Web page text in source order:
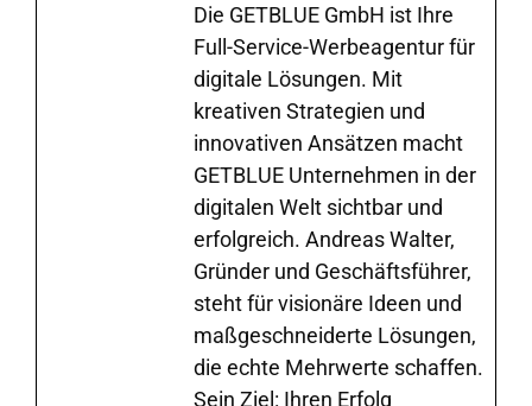
Die GETBLUE GmbH ist Ihre
Full-Service-Werbeagentur für
digitale Lösungen. Mit
kreativen Strategien und
innovativen Ansätzen macht
GETBLUE Unternehmen in der
digitalen Welt sichtbar und
erfolgreich. Andreas Walter,
Gründer und Geschäftsführer,
steht für visionäre Ideen und
maßgeschneiderte Lösungen,
die echte Mehrwerte schaffen.
Sein Ziel: Ihren Erfolg